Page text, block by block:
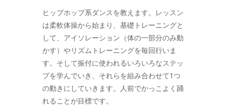
ヒップホップ系ダンスを教えます。レッスン
は柔軟体操から始まり、基礎トレーニングと
して、アイソレーション（体の一部分のみ動
かす）やリズムトレーニングを毎回行いま
す。そして振付に使われるいろいろなステッ
プを学んでいき、それらを組み合わせて1つ
の動きにしていきます。人前でかっこよく踊
れることが目標です。